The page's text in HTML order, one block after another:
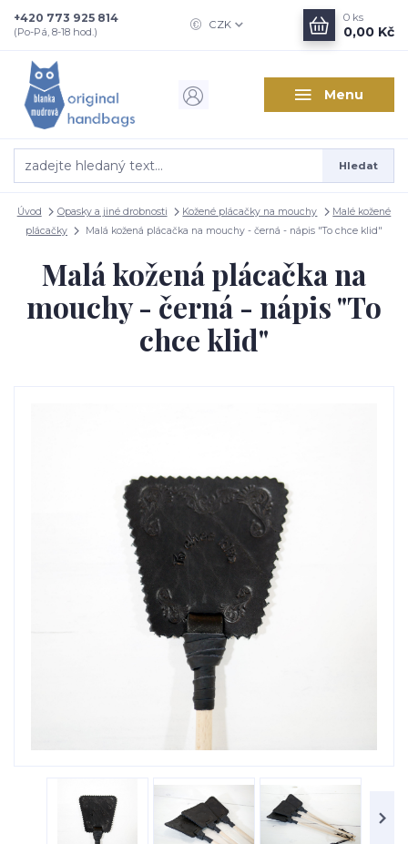
Menu
CZK
Hledat
+420 773 925 814
(Po-Pá, 8-18 hod.)
0 ks
0,00 Kč
Úvod Opasky a jiné drobnosti Kožené plácačky na mouchy
Malé kožené
plácačky
Malá kožená plácačka na mouchy - černá - nápis "To chce klid"
Malá kožená plácačka na
mouchy - černá - nápis "To
chce klid"